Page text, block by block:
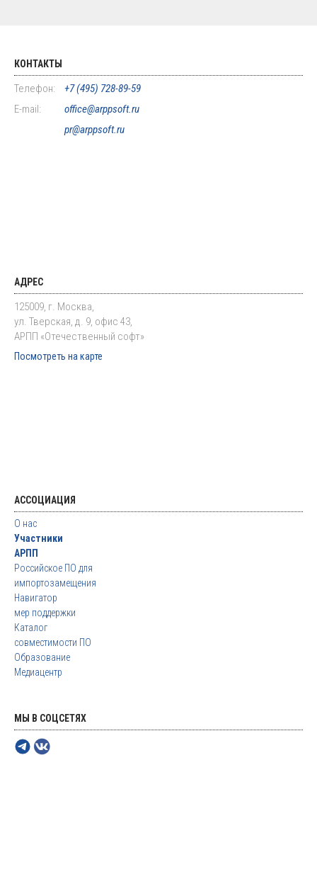
КОНТАКТЫ
Телефон:
+7 (495) 728-89-59
E-mail:
office@arppsoft.ru
pr@arppsoft.ru
АДРЕС
125009, г. Москва,
ул. Тверская, д. 9, офис 43,
АРПП «Отечественный софт»
Посмотреть на карте
АССОЦИАЦИЯ
О нас
Участники
АРПП
Российское ПО для
импортозамещения
Навигатор
мер поддержки
Каталог
совместимости ПО
Образование
Медиацентр
МЫ В СОЦСЕТЯХ